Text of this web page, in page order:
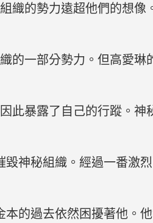
織的勢力遠超他們的想
的一部分勢力。但高愛
此暴露了自己的行蹤。
毀神秘組織。經過一番激
本的過去依然困擾著他。